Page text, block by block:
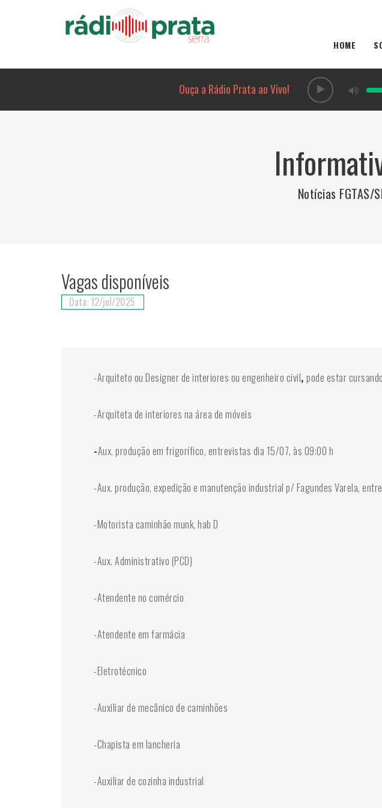
HOME
Ouça a Rádio Prata ao Vivo!
Notícias FGTAS/
Vagas disponíveis
Data: 12/jul/2025
-Arquiteto ou Designer de interiores ou engenheiro civil, pode estar cursando
-Arquiteta de interiores na área de móveis
-Aux. produção em frigorífico, entrevistas dia 15/07, às 09:00 h
-Aux. produção, expedição e manutenção industrial p/ Fagundes Varela,
-Motorista caminhão munk, hab D
-Aux. Administrativo (PCD)
-Atendente no comércio
-Atendente em farmácia
-Eletrotécnico
-Auxiliar de mecânico de caminhões
-Chapista em lancheria
-Auxiliar de cozinha industrial